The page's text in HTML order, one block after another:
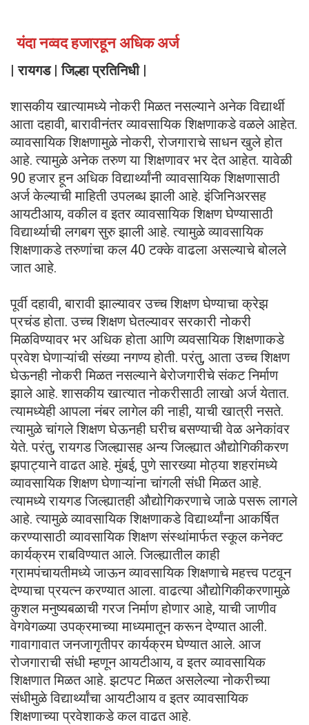
यंदा नव्वद हजारहून अधिक अर्ज
| रायगड | जिल्हा प्रतिनिधी |
शासकीय खात्यामध्ये नोकरी मिळत नसल्याने अनेक विद्यार्थी
आता दहावी, बारावीनंतर व्यावसायिक शिक्षणाकडे वळले आहेत.
व्यावसायिक शिक्षणामुळे नोकरी, रोजगाराचे साधन खुले होत
आहे. त्यामुळे अनेक तरुण या शिक्षणावर भर देत आहेत. यावेळी
90 हजार हून अधिक विद्यार्थ्यांनी व्यावसायिक शिक्षणासाठी
अर्ज केल्याची माहिती उपलब्ध झाली आहे. इंजिनिअरसह
आयटीआय, वकील व इतर व्यावसायिक शिक्षण घेण्यासाठी
विद्यार्थ्याची लगबग सुरु झाली आहे. त्यामुळे व्यावसायिक
शिक्षणाकडे तरुणांचा कल 40 टक्के वाढला असल्याचे बोलले
जात आहे.
पूर्वी दहावी, बारावी झाल्यावर उच्च शिक्षण घेण्याचा क्रेझ
प्रचंड होता. उच्च शिक्षण घेतल्यावर सरकारी नोकरी
मिळविण्यावर भर अधिक होता आणि व्यवसायिक शिक्षणाकडे
प्रवेश घेणाऱ्यांची संख्या नगण्य होती. परंतु, आता उच्च शिक्षण
घेऊनही नोकरी मिळत नसल्याने बेरोजगारीचे संकट निर्माण
झाले आहे. शासकीय खात्यात नोकरीसाठी लाखो अर्ज येतात.
त्यामध्येही आपला नंबर लागेल की नाही, याची खात्री नसते.
त्यामुळे चांगले शिक्षण घेऊनही घरीच बसण्याची वेळ अनेकांवर
येते. परंतु, रायगड जिल्ह्यासह अन्य जिल्ह्यात औद्योगिकीकरण
झपाट्याने वाढत आहे. मुंबई, पुणे सारख्या मोठ्या शहरांमध्ये
व्यावसायिक शिक्षण घेणाऱ्यांना चांगली संधी मिळत आहे.
त्यामध्ये रायगड जिल्ह्यातही औद्योगिकरणाचे जाळे पसरू लागले
आहे. त्यामुळे व्यावसायिक शिक्षणाकडे विद्यार्थ्यांना आकर्षित
करण्यासाठी व्यावसायिक शिक्षण संस्थांमार्फत स्कूल कनेक्ट
कार्यक्रम राबविण्यात आले. जिल्ह्यातील काही
ग्रामपंचायतीमध्ये जाऊन व्यावसायिक शिक्षणाचे महत्त्व पटवून
देण्याचा प्रयत्न करण्यात आला. वाढत्या औद्योगिकीकरणामुळे
कुशल मनुष्यबळाची गरज निर्माण होणार आहे, याची जाणीव
वेगवेगळ्या उपक्रमाच्या माध्यमातून करून देण्यात आली.
गावागावात जनजागृतीपर कार्यक्रम घेण्यात आले. आज
रोजगाराची संधी म्हणून आयटीआय, व इतर व्यावसायिक
शिक्षणात मिळत आहे. झटपट मिळत असलेल्या नोकरीच्या
संधीमुळे विद्यार्थ्यांचा आयटीआय व इतर व्यावसायिक
शिक्षणाच्या प्रवेशाकडे कल वाढत आहे.